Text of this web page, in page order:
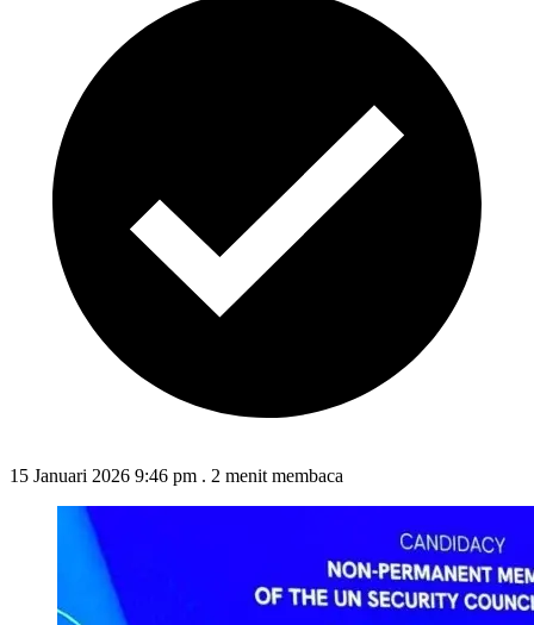
15 Januari 2026 9:46 pm . 2 menit membaca